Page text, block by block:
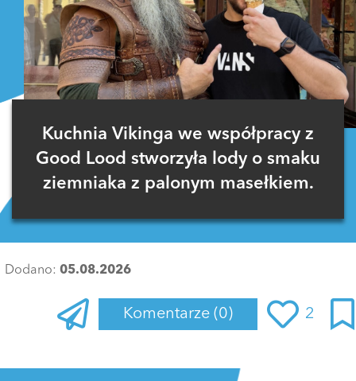
Kuchnia Vikinga we współpracy z
Good Lood stworzyła lody o smaku
ziemniaka z palonym masełkiem.
Dodano: 05.08.2026
Komentarze (0) 2